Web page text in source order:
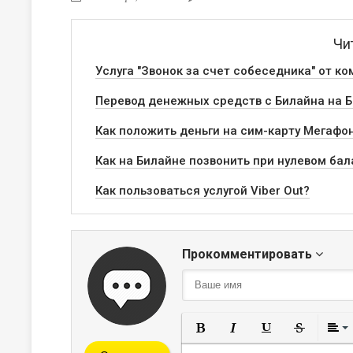
Услуга "Звонок за счет собеседника" от
Перевод денежных средств с Билайна на
Как положить деньги на сим-карту
Как на Билайне позвонить при нулевом
Как пользоваться услугой Viber Out?
Прокомментировать
Полужирный
Курсив